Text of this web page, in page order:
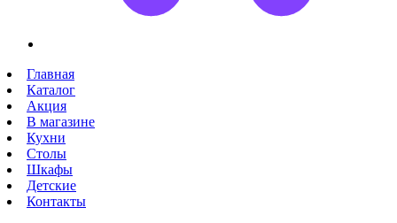
Главная
Каталог
Акция
В магазине
Кухни
Столы
Шкафы
Детские
Контакты